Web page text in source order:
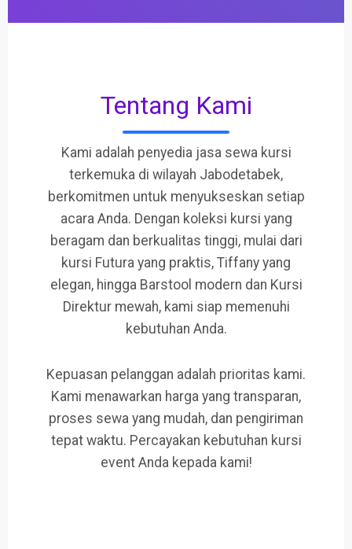
Tentang Kami
Kami adalah penyedia jasa sewa kursi
terkemuka di wilayah Jabodetabek,
berkomitmen untuk menyukseskan setiap
acara Anda. Dengan koleksi kursi yang
beragam dan berkualitas tinggi, mulai dari
kursi Futura yang praktis, Tiffany yang
elegan, hingga Barstool modern dan Kursi
Direktur mewah, kami siap memenuhi
kebutuhan Anda.
Kepuasan pelanggan adalah prioritas kami.
Kami menawarkan harga yang transparan,
proses sewa yang mudah, dan pengiriman
tepat waktu. Percayakan kebutuhan kursi
event Anda kepada kami!